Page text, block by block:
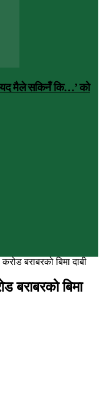
मैले सकिनँ कि…’ को
बराबरको बिमा दाबी
बराबरको बिमा